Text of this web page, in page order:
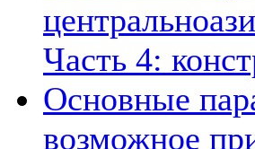
Часть 4:
Основные
возможное